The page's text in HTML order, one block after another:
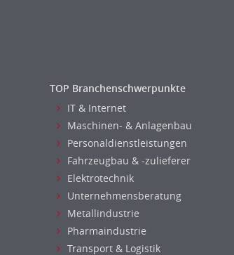
TOP Branchenschwerpunkte
IT & Internet
Maschinen- & Anlagenbau
Personaldienstleistungen
Fahrzeugbau & -zulieferer
Elektrotechnik
Unternehmensberatung
Metallindustrie
Pharmaindustrie
Transport & Logistik